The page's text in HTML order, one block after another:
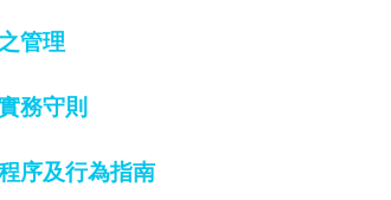
管理
務守則
序及行為指南